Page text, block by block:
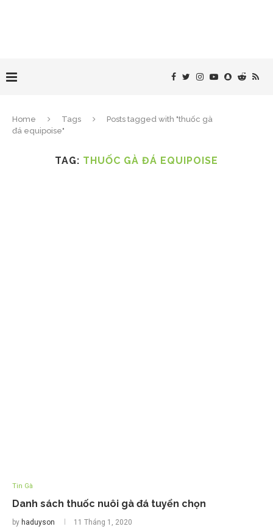
Home Tags
Posts tagged with "thuốc gà
đá equipoise"
TAG: THUỐC GÀ ĐÁ EQUIPOISE
Tin Gà
Danh sách thuốc nuôi gà đá tuyển chọn
by haduyson 11 Tháng 1, 2020